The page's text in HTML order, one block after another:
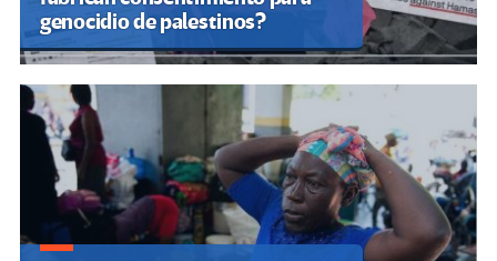
genocidio de palestinos?